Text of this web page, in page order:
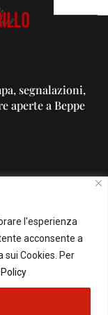
l'esperienza
acconsente a
Cookies. Per
segnalazioni,
aperte a Beppe
PUBBLICITA'
su questo Blog:
Reserved - Powered by